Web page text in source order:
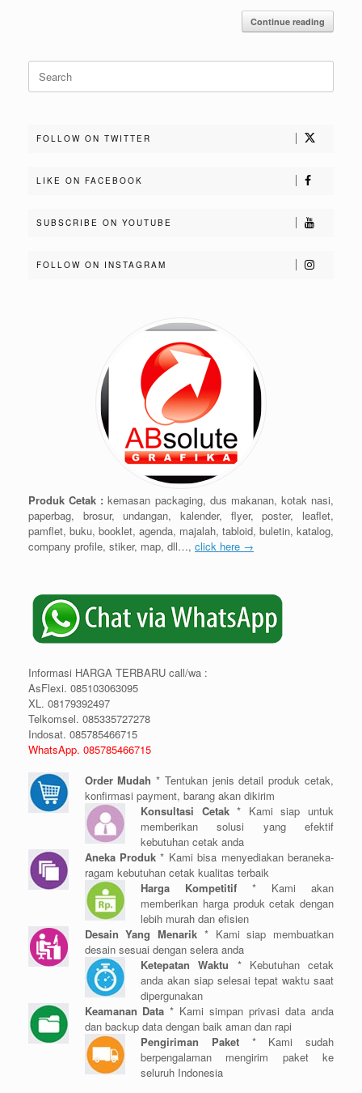
Continue reading
Search
for:
FOLLOW ON TWITTER
LIKE ON FACEBOOK
SUBSCRIBE ON YOUTUBE
FOLLOW ON INSTAGRAM
Produk Cetak : kemasan packaging, dus makanan, kotak nasi,
paperbag, brosur, undangan, kalender, flyer, poster, leaflet,
pamflet, buku, booklet, agenda, majalah, tabloid, buletin, katalog,
company profile, stiker, map, dll…, click here →
Informasi HARGA TERBARU call/wa :
AsFlexi. 085103063095
XL. 08179392497
Telkomsel. 085335727278
Indosat. 085785466715
WhatsApp. 085785466715
Order Mudah * Tentukan jenis detail produk cetak,
konfirmasi payment, barang akan dikirim
Konsultasi Cetak* Kami siap untuk
memberikan solusi yang efektif
kebutuhan cetak anda
Aneka Produk* Kami bisa menyediakan beraneka-
ragam kebutuhan cetak kualitas terbaik
Harga Kompetitif * Kami akan
memberikan harga produk cetak dengan
lebih murah dan efisien
Desain Yang Menarik * Kami siap membuatkan
desain sesuai dengan selera anda
Ketepatan Waktu * Kebutuhan cetak
anda akan siap selesai tepat waktu saat
dipergunakan
Keamanan Data * Kami simpan privasi data anda
dan backup data dengan baik aman dan rapi
Pengiriman Paket* Kami sudah
berpengalaman mengirim paket ke
seluruh Indonesia